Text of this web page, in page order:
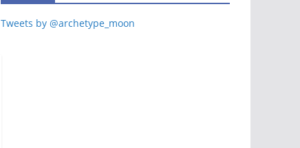
Tweets by @archetype_moon